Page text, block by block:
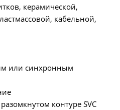
керамической,
кабельной,
или синхронным
контуре SVC